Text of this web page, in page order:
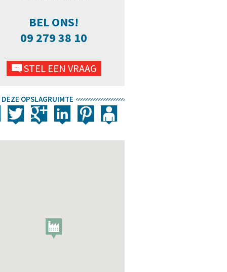
BEL ONS!
09 279 38 10
STEL EEN VRAAG
OPSLAGRUIMTE